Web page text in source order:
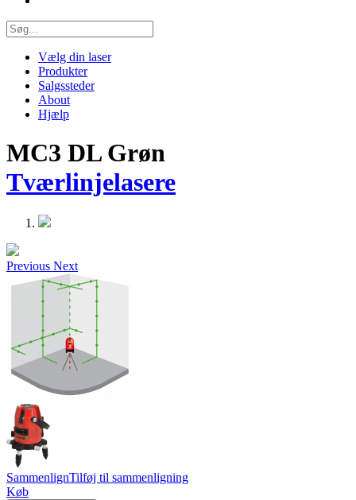
Vælg din laser
Produkter
Salgssteder
About
Hjælp
MC3 DL Grøn
Tværlinjelasere
Previous Next
SammenlignTilføj til sammenligning
Køb